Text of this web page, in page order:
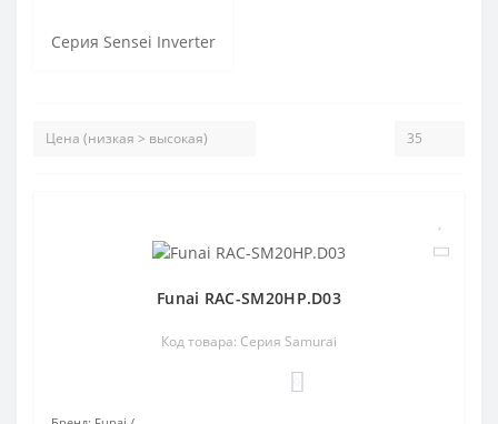
Серия Sensei Inverter
Funai RAC-SM20HP.D03
Код товара: Серия Samurai